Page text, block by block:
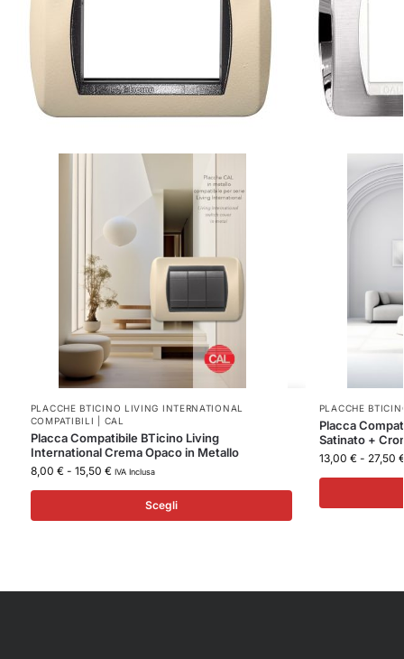
PLACCHE BTICINO LIVING INTERNATIONAL
COMPATIBILI | CAL
Placca Compatibile BTicino Living
International Crema Opaco in Metallo
8,00 € - 15,50 € IVA Inclusa
Scegli
PLACCHE
Placca
Satinato +
13,00 € - 27,50